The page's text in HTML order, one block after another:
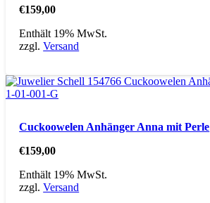
€159,00
Enthält 19% MwSt.
zzgl.Versand
Cuckoowelen Anhänger Anna mit Perle
€159,00
Enthält 19% MwSt.
zzgl.Versand